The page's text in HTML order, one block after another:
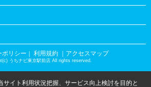
ポリシー 利用規約 ｜アクセスマップ
うちナビ東京駅前店 All rights reserved.
サイト利用状況把握、サービス向上検討を目的と